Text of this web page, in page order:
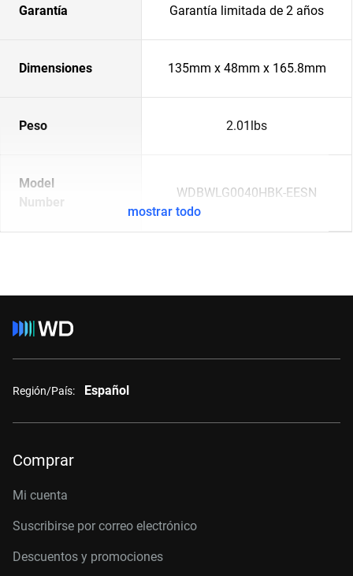
Garantía Garantía limitada de 2 años
Dimensiones 135mm x 48mm x 165.8mm
Peso 2.01lbs
Model
Number
WDBWLG0040HBK-EESN
mostrar todo
Región/País: Español
Comprar
Mi cuenta
Suscribirse por correo electrónico
Descuentos y promociones